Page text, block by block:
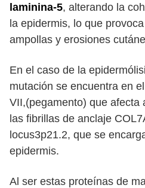
laminina-5, alterando la
la epidermis, lo que
ampollas y erosiones
En el caso de la
mutación se encuentra en
VII,(pegamento) que afecta
las fibrillas de anclaje
locus3p21.2, que se
epidermis.
Al ser estas proteínas de